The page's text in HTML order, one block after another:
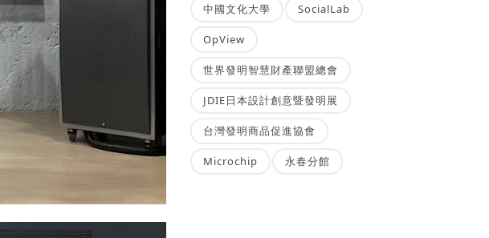
中國文化大學 SocialLab
OpView
世界發明智慧財產聯盟總會
JDIE日本設計創意暨發明展
台灣發明商品促進協會
Microchip 永春分館